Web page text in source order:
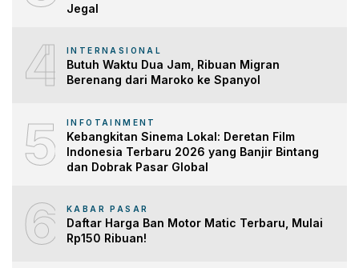
Jegal
4 INTERNASIONAL
Butuh Waktu Dua Jam, Ribuan Migran
Berenang dari Maroko ke Spanyol
5 INFOTAINMENT
Kebangkitan Sinema Lokal: Deretan Film
Indonesia Terbaru 2026 yang Banjir Bintang
dan Dobrak Pasar Global
6 KABAR PASAR
Daftar Harga Ban Motor Matic Terbaru, Mulai
Rp150 Ribuan!